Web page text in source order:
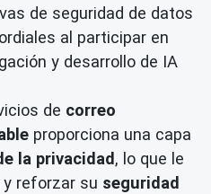
de seguridad de datos
al participar en
y desarrollo de IA
de correo
proporciona una capa
la privacidad , lo que le
y reforzar su seguridad